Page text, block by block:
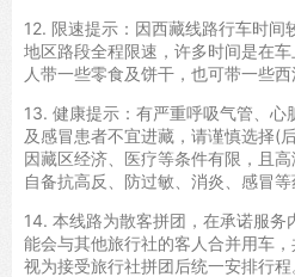
12. 限速提示：因西藏线路行车时间
地区路段全程限速，许多时间是在
人带一些零食及饼干，也可带一些西
13. 健康提示：有严重呼吸气管、心
及感冒患者不宜进藏，请谨慎选择(
因藏区经济、医疗等条件有限，且
自备抗高反、防过敏、消炎、感冒等
14. 本线路为散客拼团，在承诺服
能会与其他旅行社的客人合并用车
视为接受旅行社拼团后统一安排行程